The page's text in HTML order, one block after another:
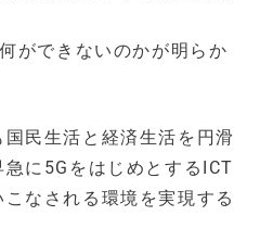
ができないのかが明らか
民生活と経済生活を円滑
に5GをはじめとするICT
なされる環境を実現する